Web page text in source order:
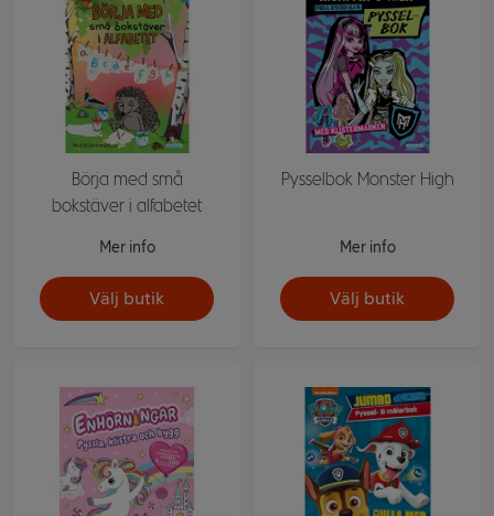
Börja med små
bokstäver i alfabetet
Mer info
Välj butik
Pysselbok Monster High
Mer info
Välj butik